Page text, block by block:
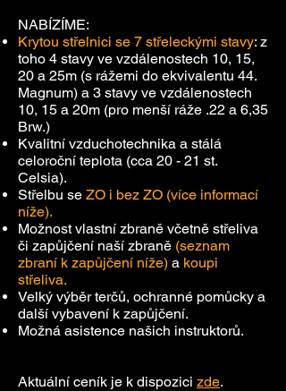
NABÍZÍME:
Krytou střelnici se 7 střeleckými stavy: z
toho 4 stavy ve vzdálenostech 10, 15,
20 a 25m (s rážemi do ekvivalentu 44.
Magnum) a 3 stavy ve vzdálenostech
10, 15 a 20m (pro menší ráže .22 a 6,35
Brw.)
Kvalitní vzduchotechnika a stálá
celoroční teplota (cca 20 - 21 st.
Celsia).
Střelbu se ZO i bez ZO (více informací
níže).
Možnost vlastní zbraně včetně střeliva
či zapůjčení naší zbraně (seznam
zbraní k zapůjčení níže) a koupi
střeliva.
Velký výběr terčů, ochranné pomůcky a
další vybavení k zapůjčení.
Možná asistence našich instruktorů.
Aktuální ceník je k dispozici zde.